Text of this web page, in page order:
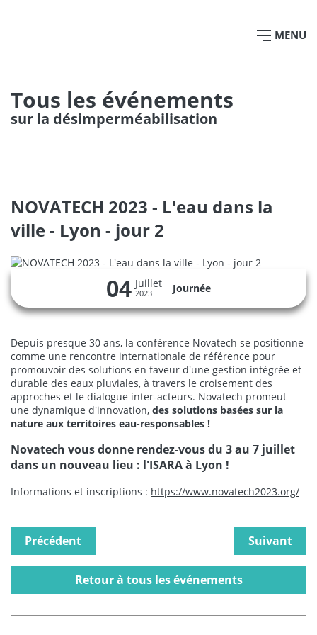
MENU
Tous les événements
sur la désimperméabilisation
NOVATECH 2023 - L'eau dans la
ville - Lyon - jour 2
04 Juillet
2023 Journée
Depuis presque 30 ans, la conférence Novatech se positionne
comme une rencontre internationale de référence pour
promouvoir des solutions en faveur d'une gestion intégrée et
durable des eaux pluviales, à travers le croisement des
approches et le dialogue inter-acteurs. Novatech promeut
une dynamique d'innovation, des solutions basées sur la
nature aux territoires eau-responsables !
Novatech vous donne rendez-vous du 3 au 7 juillet
dans un nouveau lieu : l'ISARA à Lyon !
Informations et inscriptions : https://www.novatech2023.org/
Précédent Suivant
Retour à tous les événements